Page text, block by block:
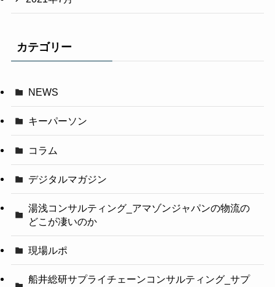
カテゴリー
NEWS
キーパーソン
コラム
デジタルマガジン
湯浅コンサルティング_アマゾンジャパンの物流の
どこが凄いのか
現場ルポ
船井総研サプライチェーンコンサルティング_サプ